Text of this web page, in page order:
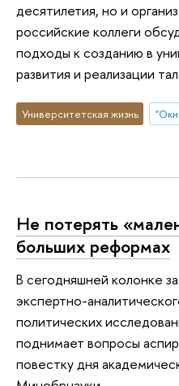
десятилетия, но и
российские коллеги
подходы к созданию в
развития и реализации
Университетская жизнь
Не потерять
больших реформах
В сегодняшней колонке
экспертно-
политических
поднимает вопросы
повестку дня